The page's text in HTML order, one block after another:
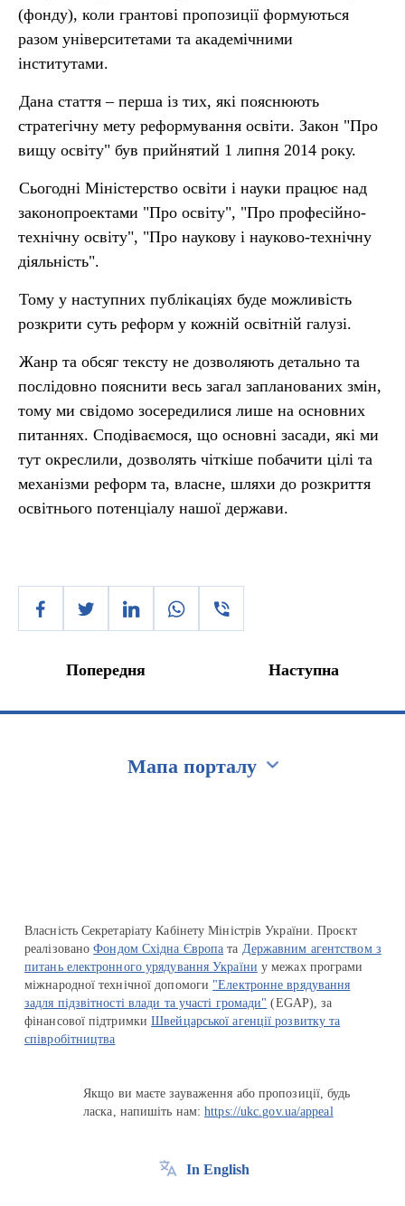
(фонду), коли грантові пропозиції формуються
разом університетами та академічними
інститутами.
Дана стаття – перша із тих, які пояснюють
стратегічну мету реформування освіти. Закон "Про
вищу освіту" був прийнятий 1 липня 2014 року.
Сьогодні Міністерство освіти і науки працює над
законопроектами "Про освіту", "Про професійно-
технічну освіту", "Про наукову і науково-технічну
діяльність".
Тому у наступних публікаціях буде можливість
розкрити суть реформ у кожній освітній галузі.
Жанр та обсяг тексту не дозволяють детально та
послідовно пояснити весь загал запланованих змін,
тому ми свідомо зосередилися лише на основних
питаннях. Сподіваємося, що основні засади, які ми
тут окреслили, дозволять чіткіше побачити цілі та
механізми реформ та, власне, шляхи до розкриття
освітнього потенціалу нашої держави.
Попередня Наступна
Мапа порталу
Власність Секретаріату Кабінету Міністрів України. Проєкт
реалізованоФондом Східна Європа та Державним агентством з
питань електронного урядування України у межах програми
міжнародної технічної допомоги "Електронне врядування
задля підзвітності влади та участі громади" (EGAP), за
фінансової підтримкиШвейцарської агенції розвитку та
співробітництва
Якщо ви маєте зауваження або пропозиції, будь
ласка, напишіть нам:https://ukc.gov.ua/appeal
In English